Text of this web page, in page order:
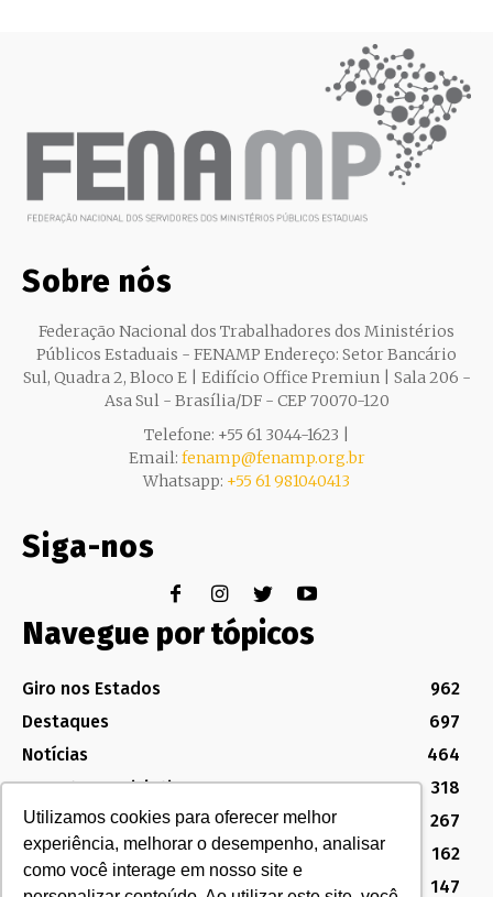
Utilizamos cookies para oferecer melhor
experiência, melhorar o desempenho, analisar
como você interage em nosso site e
Sobre nós
Federação Nacional dos Trabalhadores dos Ministérios
Públicos Estaduais - FENAMP Endereço: Setor Bancário
Sul, Quadra 2, Bloco E | Edifício Office Premiun | Sala 206 -
Asa Sul - Brasília/DF - CEP 70070-120
Telefone: +55 61 3044-1623 |
Email: fenamp@fenamp.org.br
Whatsapp: +55 61 981040413
Siga-nos
Navegue por tópicos
Giro nos Estados
962
Destaques
697
Notícias
464
Assuntos Legislativos
318
Política Sindical e Institucional
267
Destaques do Legislativo
162
Notícias do Congresso
147